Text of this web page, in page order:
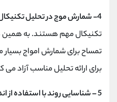
4- شمارش موج در تحلیل تکنیکال:
تکنیکال مهم هستند. به همین
تمساح برای شمارش امواج بسیار
برای ارائه تحلیل مناسب آزاد می
5 – شناسایی روند با استفاده از اندیکاتور الیگیتور